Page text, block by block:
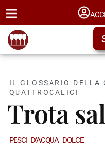
IL GLOSSARIO DELLA
QUATTROCALICI
Trota
PESCI D'ACQUA DOLCE